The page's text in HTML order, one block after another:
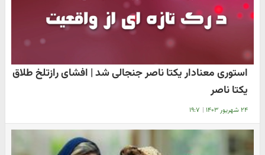
استوری معنادار یکتا ناصر جنجالی شد | افشای رازتلخ طلاق
یکتا ناصر
۲۴ شهریور ۱۴۰۳ | ۱۹:۷